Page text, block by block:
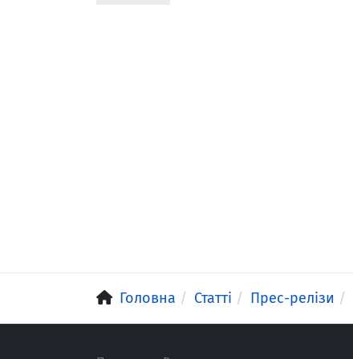
Головна Статті Прес-релізи